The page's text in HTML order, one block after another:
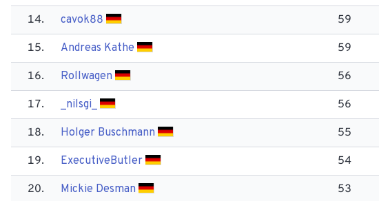
14. cavok88 59
15. Andreas Kathe 59
16. Rollwagen 56
17. _nilsgi_ 56
18. Holger Buschmann 55
19. Executive​Butler 54
20. Mickie Desman 53